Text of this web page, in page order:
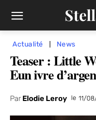
Actualité News
Teaser : Little
Eun ivre
Par Elodie Leroy le 11/